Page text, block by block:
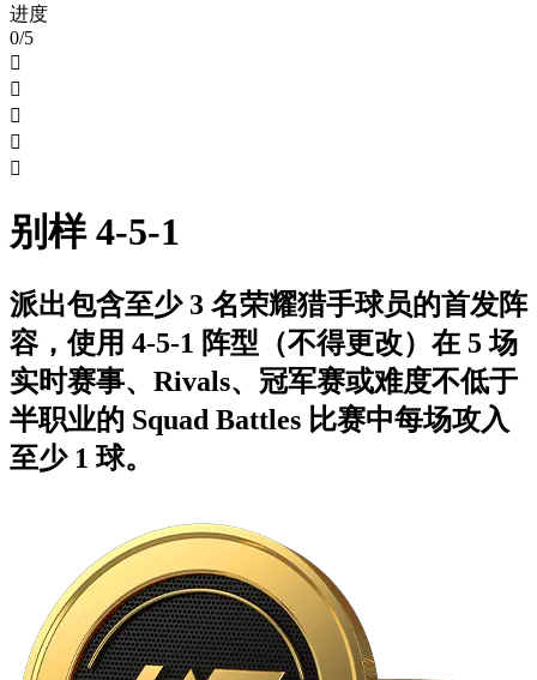
进度
0/5





别样 4-5-1
派出包含至少 3 名荣耀猎手球员的首发阵
容，使用 4-5-1 阵型（不得更改）在 5 场
实时赛事、Rivals、冠军赛或难度不低于
半职业的 Squad Battles 比赛中每场攻入
至少 1 球。